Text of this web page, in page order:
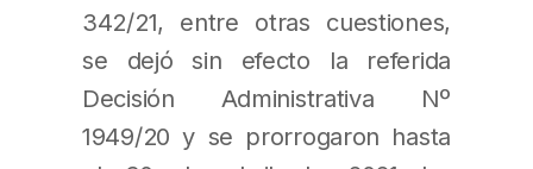
342/21, entre otras cuestiones,
se dejó sin efecto la referida
Decisión Administrativa Nº
1949/20 y se prorrogaron hasta